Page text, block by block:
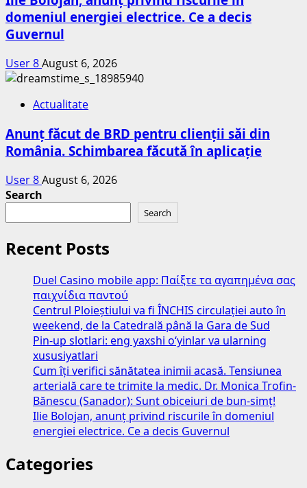
domeniul energiei electrice. Ce a decis
Guvernul
User 8August 6, 2026
Actualitate
Anunț făcut de BRD pentru clienții săi din
România. Schimbarea făcută în aplicație
User 8August 6, 2026
Search
Search
Recent Posts
Duel Casino mobile app: Παίξτε τα αγαπημένα σας
παιχνίδια παντού
Centrul Ploieștiului va fi ÎNCHIS circulației auto în
weekend, de la Catedrală până la Gara de Sud
Pin-up slotlari: eng yaxshi o‘yinlar va ularning
xususiyatlari
Cum îți verifici sănătatea inimii acasă. Tensiunea
arterială care te trimite la medic. Dr. Monica Trofin-
Bănescu (Sanador): Sunt obiceiuri de bun-simț!
Ilie Bolojan, anunț privind riscurile în domeniul
energiei electrice. Ce a decis Guvernul
Categories